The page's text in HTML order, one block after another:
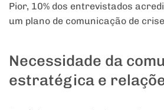
Pior, 10% dos entrevistados
um plano de comunicação de
Necessidade da
estratégica e